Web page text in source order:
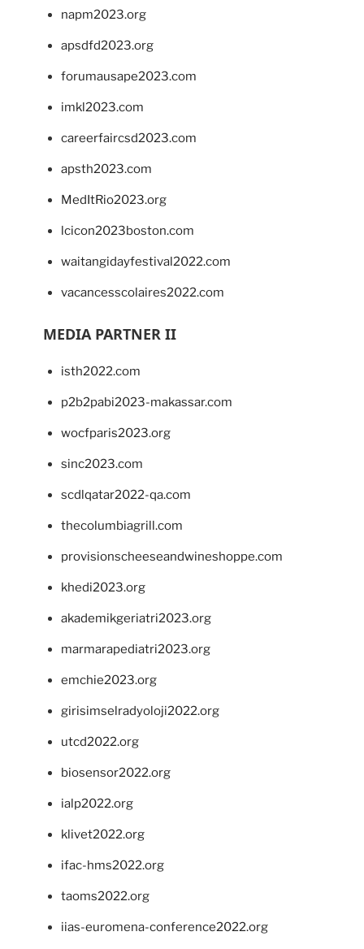
napm2023.org
apsdfd2023.org
forumausape2023.com
imkl2023.com
careerfaircsd2023.com
apsth2023.com
MedItRio2023.org
lcicon2023boston.com
waitangidayfestival2022.com
vacancesscolaires2022.com
MEDIA PARTNER II
isth2022.com
p2b2pabi2023-makassar.com
wocfparis2023.org
sinc2023.com
scdlqatar2022-qa.com
thecolumbiagrill.com
provisionscheeseandwineshoppe.com
khedi2023.org
akademikgeriatri2023.org
marmarapediatri2023.org
emchie2023.org
girisimselradyoloji2022.org
utcd2022.org
biosensor2022.org
ialp2022.org
klivet2022.org
ifac-hms2022.org
taoms2022.org
iias-euromena-conference2022.org